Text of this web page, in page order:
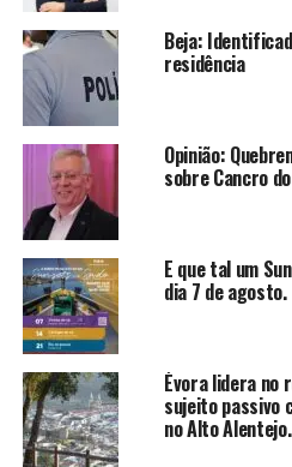
Beja:
residência
Opinião:
sobre Cancro
E que tal um
dia 7 de agosto.
Évora lidera no
sujeito passivo
no Alto Alentejo.